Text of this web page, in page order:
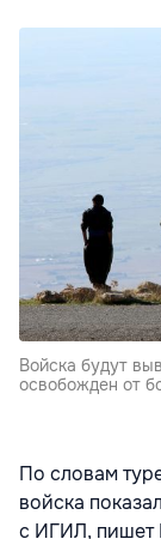
Войска будут
освобожден от
По словам
войска
с ИГИЛ, пишет